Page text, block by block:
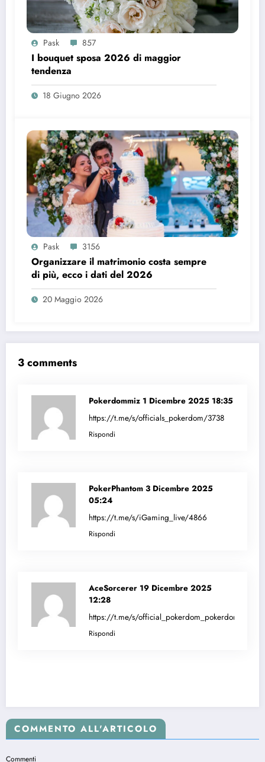
Pask 857
I bouquet sposa 2026 di maggior
tendenza
18 Giugno 2026
Pask 3156
Organizzare il matrimonio costa sempre
di più, ecco i dati del 2026
20 Maggio 2026
3 comments
Pokerdommiz 1 Dicembre 2025 18:35
https://t.me/s/officials_pokerdom/3738
Rispondi
PokerPhantom 3 Dicembre 2025
05:24
https://t.me/s/iGaming_live/4866
Rispondi
AceSorcerer 19 Dicembre 2025
12:28
https://t.me/s/official_pokerdom_pokerdom
Rispondi
COMMENTO ALL'ARTICOLO
Commenti